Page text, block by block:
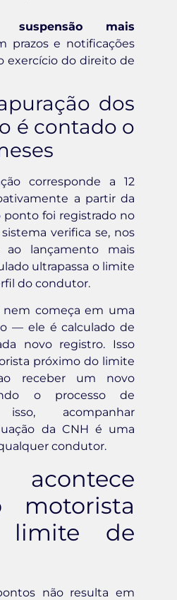
suspensão mais
prazos e notificações
exercício do direito de
dos
é contado o
corresponde a 12
a partir da
foi registrado no
verifica se, nos
ao lançamento mais
ultrapassa o limite
do condutor.
nem começa em uma
— ele é calculado de
novo registro. Isso
próximo do limite
receber um novo
o processo de
acompanhar
da CNH é uma
condutor.
motorista
de
não resulta em